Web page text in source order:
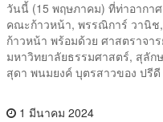
วันนี้ (15 พฤษภาคม) ที่ท่าอากา
คณะก้าวหน้า, พรรณิการ์ วานิช
ก้าวหน้า พร้อมด้วย ศาสตราจา
มหาวิทยาลัยธรรมศาสตร์, สุลั
สุดา พนมยงค์ บุตรสาวของ ปรี
1 มีนาคม 2024